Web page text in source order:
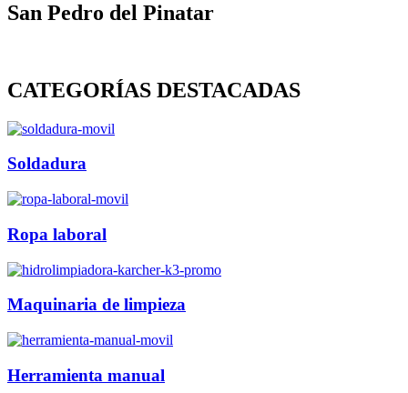
San Pedro del Pinatar
CATEGORÍAS DESTACADAS
Soldadura
Ropa laboral
Maquinaria de limpieza
Herramienta manual